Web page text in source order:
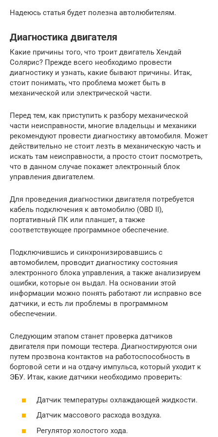
Надеюсь статья будет полезна автолюбителям.
Диагностика двигателя
Какие причины того, что троит двигатель Хендай
Солярис? Прежде всего необходимо провести
диагностику и узнать, какие бывают причины. Итак,
стоит понимать, что проблема может быть в
механической или электрической части.
Перед тем, как приступить к разбору механической
части неисправности, многие владельцы и механики
рекомендуют провести диагностику автомобиля. Может
действительно не стоит лезть в механическую часть и
искать там неисправности, а просто стоит посмотреть,
что в данном случае покажет электронный блок
управления двигателем.
Для проведения диагностики двигателя потребуется
кабель подключения к автомобилю (OBD II),
портативный ПК или планшет, а также
соответствующее программное обеспечение.
Подключившись и синхронизировавшись с
автомобилем, проводит диагностику состояния
электронного блока управления, а также анализируем
ошибки, которые он выдал. На основании этой
информации можно понять работают ли исправно все
датчики, и есть ли проблемы в программном
обеспечении.
Следующим этапом станет проверка датчиков
двигателя при помощи тестера. Диагностируются они
путем прозвона контактов на работоспособность в
бортовой сети и на отдачу импульса, который уходит к
ЭБУ. Итак, какие датчики необходимо проверить:
Датчик температуры охлаждающей жидкости.
Датчик массового расхода воздуха.
Регулятор холостого хода.